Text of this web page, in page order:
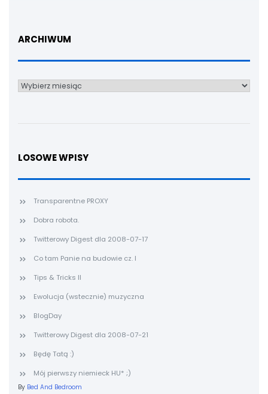
ARCHIWUM
Archiwum
LOSOWE WPISY
Transparentne PROXY
Dobra robota.
Twitterowy Digest dla 2008-07-17
Co tam Panie na budowie cz. I
Tips & Tricks II
Ewolucja (wstecznie) muzyczna
BlogDay
Twitterowy Digest dla 2008-07-21
Będę Tatą :)
Mój pierwszy niemieck HU* ;)
By Bed And Bedroom